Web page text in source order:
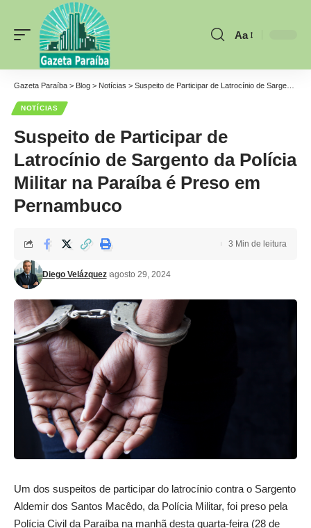
Font
Aa
Gazeta Paraíba > Blog > Notícias > Suspeito de Participar de Latrocínio de Sargento da Polícia Militar na Paraíba é Preso em Pernambuco
NOTÍCIAS
Suspeito de Participar de
Latrocínio de Sargento da Polícia
Militar na Paraíba é Preso em
Pernambuco
Diego Velázquez agosto 29, 2024
3 Min de leitura
Um dos suspeitos de participar do latrocínio contra o Sargento
Aldemir dos Santos Macêdo, da Polícia Militar, foi preso pela
Polícia Civil da Paraíba na manhã desta quarta-feira (28 de